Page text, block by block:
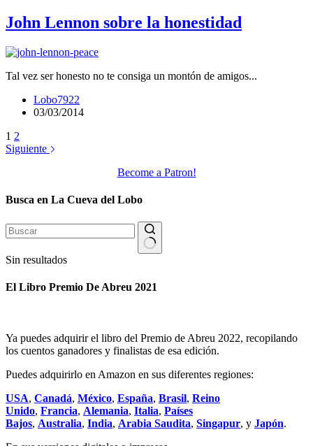
John Lennon sobre la honestidad
Tal vez ser honesto no te consiga un montón de amigos...
Lobo7922
03/03/2014
1 2
Siguiente
Become a Patron!
Busca en La Cueva del Lobo
Sin resultados
El Libro Premio De Abreu 2021
Ya puedes adquirir el libro del Premio de Abreu 2022, recopilando
los cuentos ganadores y finalistas de esa edición.
Puedes adquirirlo en Amazon en sus diferentes regiones:
USA, Canadá, México, España, Brasil, Reino
Unido, Francia, Alemania, Italia, Países
Bajos, Australia, India, Arabia Saudita, Singapur, y Japón.